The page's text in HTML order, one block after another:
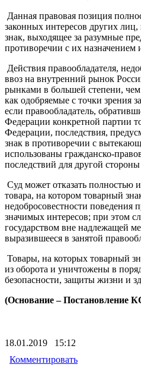
Данная правовая позиция
законных интересов других
знак, выходящее за разумные
противоречии с их
Действия правообладателя,
ввоз на внутренний рынок
рынками в большей степени, чем
как одобряемые с точки зрения
если правообладатель,
Федерации конкретной партии
Федерации, последствия,
знак в противоречии с
использованы гражданско-
последствий для другой стороны
Суд может отказать полностью
товара, на котором товарный
недобросовестности поведения
значимых интересов; при этом
государством вне надлежащей
выразившееся в занятой
Товары, на которых товарный
из оборота и уничтожены в
безопасности, защиты жизни и
(Основание – Постановление
18.01.2019 15:12
Комментировать